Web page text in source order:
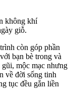
không khí
giỗ.
còn góp phần
bạn bè trong và
mộc mạc nhưng
về đời sống tinh
tục đều gắn liền